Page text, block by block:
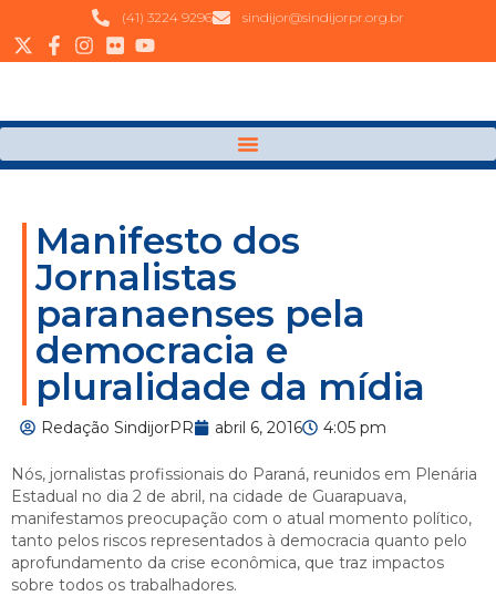
(41) 3224 9296 sindijor@sindijorpr.org.br
Manifesto dos
Jornalistas
paranaenses pela
democracia e
pluralidade da mídia
Redação SindijorPR abril 6, 2016 4:05 pm
Nós, jornalistas profissionais do Paraná, reunidos em Plenária
Estadual no dia 2 de abril, na cidade de Guarapuava,
manifestamos preocupação com o atual momento político,
tanto pelos riscos representados à democracia quanto pelo
aprofundamento da crise econômica, que traz impactos
sobre todos os trabalhadores.